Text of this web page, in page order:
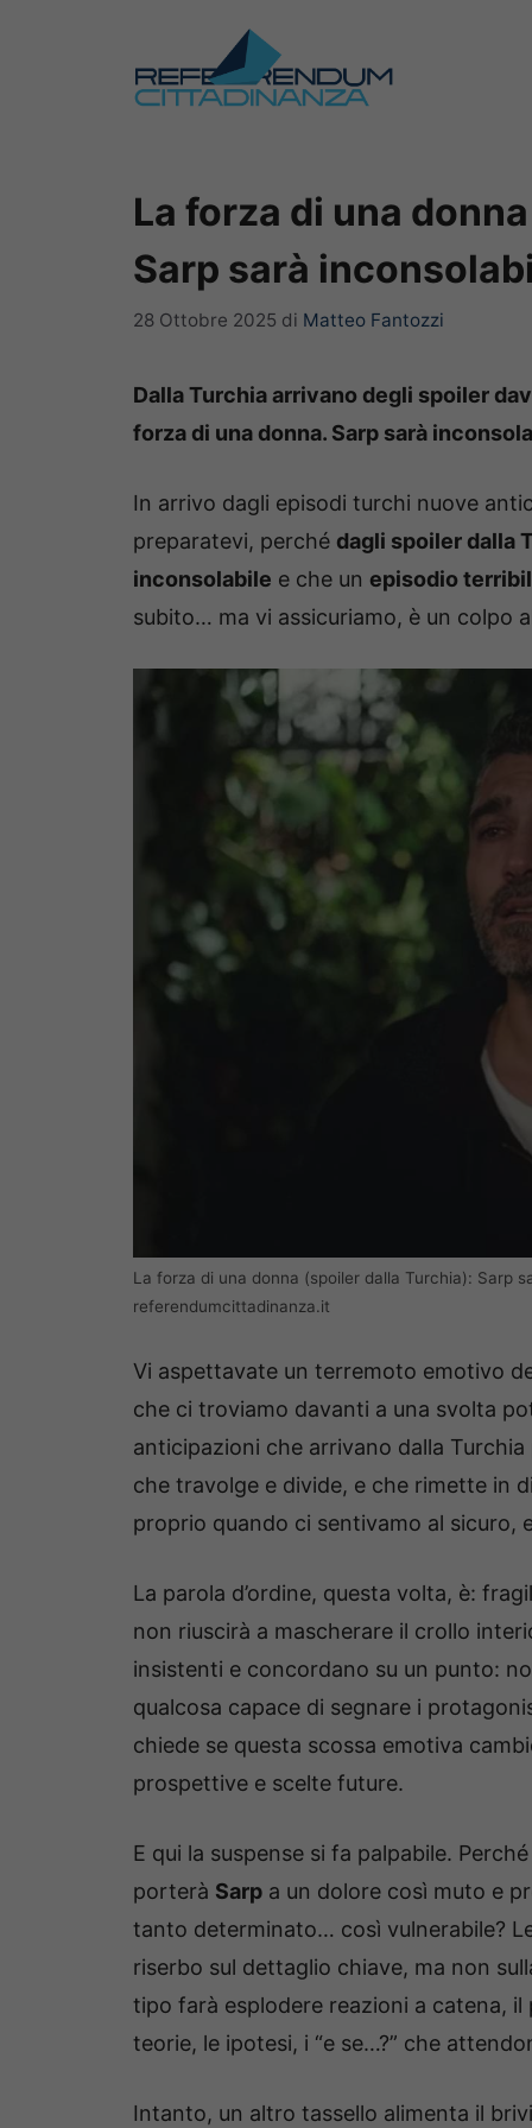
La forza di una
Sarp sarà
28 Ottobre 2025 di Matteo Fantozzi
Dalla Turchia arrivano degli spoiler
forza di una donna. Sarp sarà
In arrivo dagli episodi turchi nuove
preparatevi, perché dagli spoiler dalla
inconsolabile e che un episodio
subito… ma vi assicuriamo, è un colpo
La forza di una donna (spoiler dalla Turchia): Sarp
referendumcittadinanza.it
Vi aspettavate un terremoto emotivo
che ci troviamo davanti a una svolta
anticipazioni che arrivano dalla
che travolge e divide, e che rimette in
proprio quando ci sentivamo al sicuro,
La parola d’ordine, questa volta, è:
non riuscirà a mascherare il crollo
insistenti e concordano su un punto:
qualcosa capace di segnare i
chiede se questa scossa emotiva
prospettive e scelte future.
E qui la suspense si fa palpabile.
porterà Sarp a un dolore così muto e
tanto determinato… così vulnerabile?
riserbo sul dettaglio chiave, ma non
tipo farà esplodere reazioni a catena,
teorie, le ipotesi, i “e se…?” che
Intanto, un altro tassello alimenta il